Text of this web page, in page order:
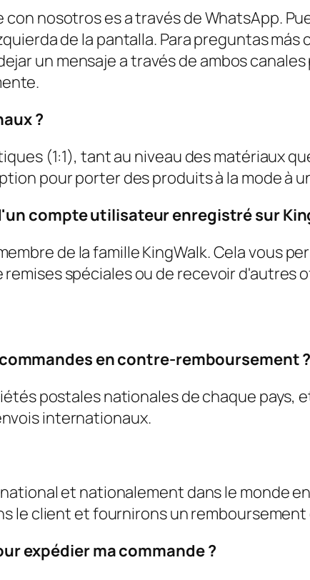
nosotros es a través de WhatsApp.
de la pantalla. Para preguntas
un mensaje a través de ambos
?
(1:1), tant au niveau des matériaux
pour porter des produits à la mode à
compte utilisateur enregistré sur
de la famille KingWalk. Cela vous
spéciales ou de recevoir d'autres
en contre-remboursement ?
postales nationales de chaque pays,
internationaux.
et nationalement dans le monde
le client et fournirons un
expédier ma commande ?